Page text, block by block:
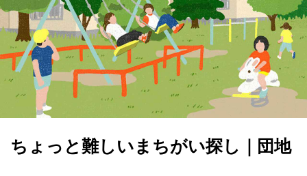
ちょっと難しいまちがい探し｜団地